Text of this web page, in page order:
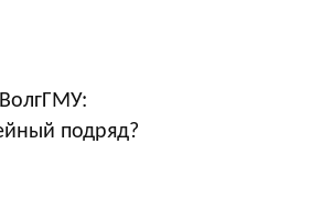
подряд?